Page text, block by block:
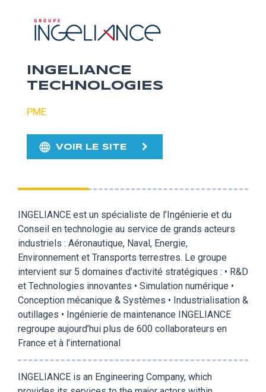
INGELIANCE
TECHNOLOGIES
PME
VOIR LE SITE
INGELIANCE est un spécialiste de l’Ingénierie et du
Conseil en technologie au service de grands acteurs
industriels : Aéronautique, Naval, Energie,
Environnement et Transports terrestres. Le groupe
intervient sur 5 domaines d’activité stratégiques : • R&D
et Technologies innovantes • Simulation numérique •
Conception mécanique & Systèmes • Industrialisation &
outillages • Ingénierie de maintenance INGELIANCE
regroupe aujourd’hui plus de 600 collaborateurs en
France et à l’international
INGELIANCE is an Engineering Company, which